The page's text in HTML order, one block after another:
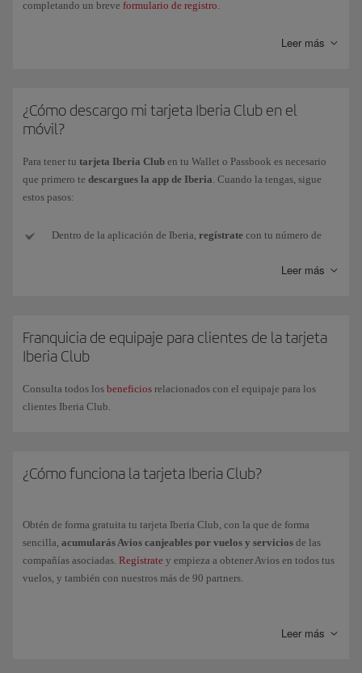
completando un breve formulario de registro.
Además, podrás asociar tu perfil Iberia Club a las redes socialesLeer más
¿Cómo descargo mi tarjeta Iberia Club en el
móvil?
Para tener tu tarjeta Iberia Club en tu Wallet o Passbook es necesario
que primero te descargues la app de Iberia. Cuando la tengas, sigue
estos pasos:
Dentro de la aplicación de Iberia, regístrate con tu número de
Accedea
quedará añadida a tu Smartphone. Ten en cuenta que para
Androides necesario tener instalado una
Wallet (o app instalada), de manera que puedas mostrar la tarjeta
Si cambia tu nivel Iberia Club, deberás volver a descargarte tu
nueva tarjeta accediendo a tu perfil desde nuestra app.
Leer más
Franquicia de equipaje para clientes de la tarjeta
Iberia Club
Consulta todos los beneficios relacionados con el equipaje para los
clientes Iberia Club.
¿Cómo funciona la tarjeta Iberia Club?
Obtén de forma gratuita tu tarjeta Iberia Club, con la que de forma
sencilla, acumularás Avios canjeables por vuelos y servicios de las
compañías asociadas. Regístrate y empieza a obtener Avios en todos tus
vuelos, y también con nuestros más de 90 partners.
acceder a los nivelesLeer más